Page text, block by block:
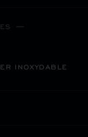
INOXYDABLE
PAYS)